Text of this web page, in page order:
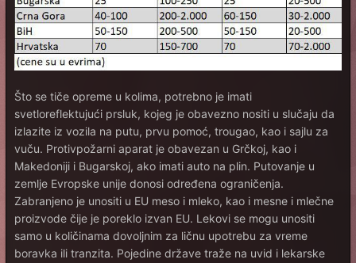
Što se tiče opreme u kolima, potrebno je imati
svetloreflektujući prsluk, kojeg je obavezno nositi u slučaju da
izlazite iz vozila na putu, prvu pomoć, trougao, kao i sajlu za
vuču. Protivpožarni aparat je obavezan u Grčkoj, kao i
Makedoniji i Bugarskoj, ako imati auto na plin. Putovanje u
zemlje Evropske unije donosi određena ograničenja.
Zabranjeno je unositi u EU meso i mleko, kao i mesne i mlečne
proizvode čije je poreklo izvan EU. Lekovi se mogu unositi
samo u količinama dovoljnim za ličnu upotrebu za vreme
boravka ili tranzita. Pojedine države traže na uvid i lekarske